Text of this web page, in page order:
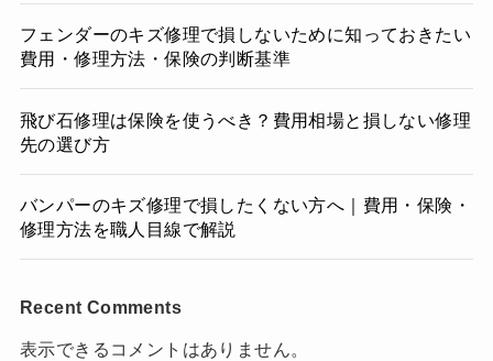
フェンダーのキズ修理で損しないために知っておきたい
費用・修理方法・保険の判断基準
飛び石修理は保険を使うべき？費用相場と損しない修理
先の選び方
バンパーのキズ修理で損したくない方へ｜費用・保険・
修理方法を職人目線で解説
Recent Comments
表示できるコメントはありません。